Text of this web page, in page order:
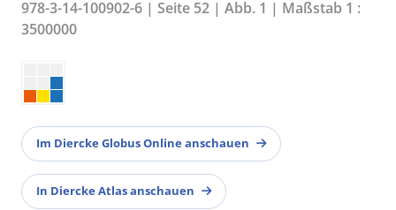
978-3-14-100902-6 | Seite 52 | Abb. 1 | Maßstab 1 :
3500000
Im Diercke Globus Online anschauen
In Diercke Atlas anschauen